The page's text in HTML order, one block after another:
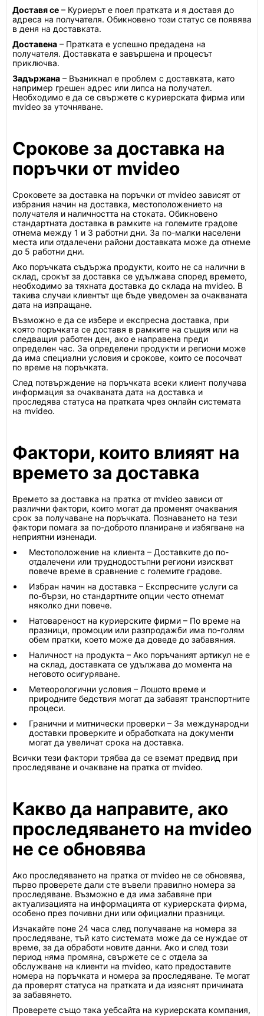
Доставя се – Куриерът е поел пратката и я доставя до
адреса на получателя. Обикновено този статус се появява
в деня на доставката.
Доставена – Пратката е успешно предадена на
получателя. Доставката е завършена и процесът
приключва.
Задържана – Възникнал е проблем с доставката, като
например грешен адрес или липса на получател.
Необходимо е да се свържете с куриерската фирма или
mvideo за уточняване.
Срокове за доставка на
поръчки от mvideo
Сроковете за доставка на поръчки от mvideo зависят от
избрания начин на доставка, местоположението на
получателя и наличността на стоката. Обикновено
стандартната доставка в рамките на големите градове
отнема между 1 и 3 работни дни. За по-малки населени
места или отдалечени райони доставката може да отнеме
до 5 работни дни.
Ако поръчката съдържа продукти, които не са налични в
склад, срокът за доставка се удължава според времето,
необходимо за тяхната доставка до склада на mvideo. В
такива случаи клиентът ще бъде уведомен за очакваната
дата на изпращане.
Възможно е да се избере и експресна доставка, при
която поръчката се доставя в рамките на същия или на
следващия работен ден, ако е направена преди
определен час. За определени продукти и региони може
да има специални условия и срокове, които се посочват
по време на поръчката.
След потвърждение на поръчката всеки клиент получава
информация за очакваната дата на доставка и
проследява статуса на пратката чрез онлайн системата
на mvideo.
Фактори, които влияят на
времето за доставка
Времето за доставка на пратка от mvideo зависи от
различни фактори, които могат да променят очаквания
срок за получаване на поръчката. Познаването на тези
фактори помага за по-доброто планиране и избягване на
неприятни изненади.
Местоположение на клиента – Доставките до по-
отдалечени или труднодостъпни региони изискват
повече време в сравнение с големите градове.
Избран начин на доставка – Експресните услуги са
по-бързи, но стандартните опции често отнемат
няколко дни повече.
Натовареност на куриерските фирми – По време на
празници, промоции или разпродажби има по-голям
обем пратки, което може да доведе до забавяния.
Наличност на продукта – Ако поръчаният артикул не е
на склад, доставката се удължава до момента на
неговото осигуряване.
Метеорологични условия – Лошото време и
природните бедствия могат да забавят транспортните
процеси.
Гранични и митнически проверки – За международни
доставки проверките и обработката на документи
могат да увеличат срока на доставка.
Всички тези фактори трябва да се вземат предвид при
проследяване и очакване на пратка от mvideo.
Какво да направите, ако
проследяването на mvideo
не се обновява
Ако проследяването на пратка от mvideo не се обновява,
първо проверете дали сте въвели правилно номера за
проследяване. Възможно е да има забавяне при
актуализацията на информацията от куриерската фирма,
особено през почивни дни или официални празници.
Изчакайте поне 24 часа след получаване на номера за
проследяване, тъй като системата може да се нуждае от
време, за да обработи новите данни. Ако и след този
период няма промяна, свържете се с отдела за
обслужване на клиенти на mvideo, като предоставите
номера на поръчката и номера за проследяване. Те могат
да проверят статуса на пратката и да изяснят причината
за забавянето.
Проверете също така уебсайта на куриерската компания,